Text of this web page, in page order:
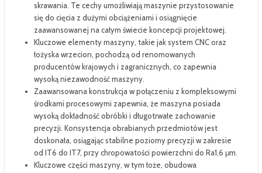
skrawania. Te cechy umożliwiają maszynie przystosowanie
się do cięcia z dużymi obciążeniami i osiągnięcie
zaawansowanej na całym świecie koncepcji projektowej.
Kluczowe elementy maszyny, takie jak system CNC oraz
łożyska wrzecion, pochodzą od renomowanych
producentów krajowych i zagranicznych, co zapewnia
wysoką niezawodność maszyny.
Zaawansowana konstrukcja w połączeniu z kompleksowymi
środkami procesowymi zapewnia, że maszyna posiada
wysoką dokładność obróbki i długotrwałe zachowanie
precyzji. Konsystencja obrabianych przedmiotów jest
doskonała, osiągając stabilne poziomy precyzji w zakresie
od IT6 do IT7, przy chropowatości powierzchni do Ra1,6 μm.
Kluczowe części maszyny, w tym łoże, obudowa